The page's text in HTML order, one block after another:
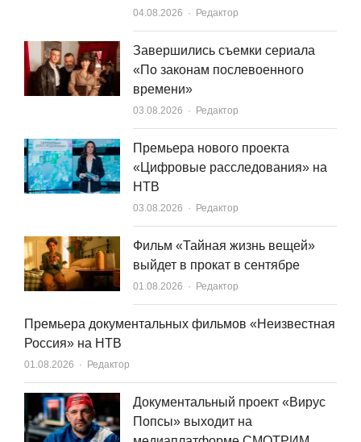
04.08.2026 Author
Редактор
Завершились съемки сериала
«По законам послевоенного
времени»
03.08.2026 Author
Редактор
Премьера нового проекта
«Цифровые расследования» на
НТВ
03.08.2026 Author
Редактор
Фильм «Тайная жизнь вещей»
выйдет в прокат в сентябре
01.08.2026 Author
Редактор
Премьера документальных фильмов «Неизвестная
Россия» на НТВ
01.08.2026 Author
Редактор
Документальный проект «Вирус
Попсы» выходит на